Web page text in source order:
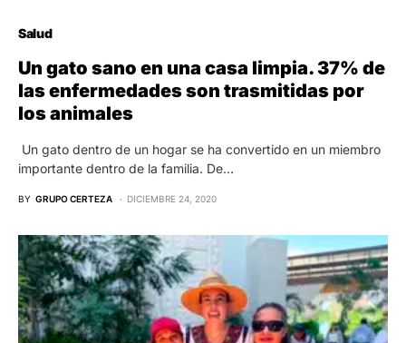
Salud
Un gato sano en una casa limpia. 37% de
las enfermedades son trasmitidas por
los animales
Un gato dentro de un hogar se ha convertido en un miembro
importante dentro de la familia. De…
BY GRUPO CERTEZA DICIEMBRE 24, 2020